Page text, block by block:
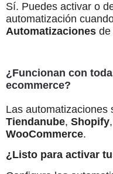
Sí. Puedes activar o
automatización
Automatizaciones de
¿Funcionan con
ecommerce?
Las automatizaciones
Tiendanube, Shopify,
WooCommerce.
¿Listo para activar